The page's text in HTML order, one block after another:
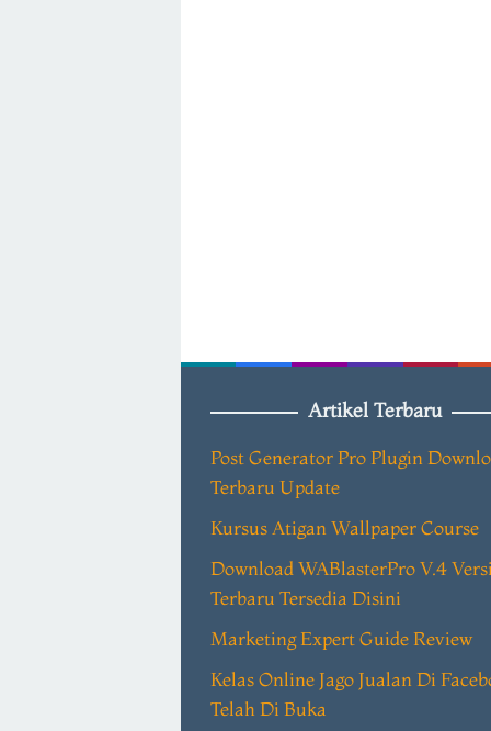
Artikel Terbaru
Post Generator Pro Plugin
Terbaru Update
Kursus Atigan Wallpaper Course
Download WABlasterPro V.4 Versi
Terbaru Tersedia Disini
Marketing Expert Guide Review
Kelas Online Jago Jualan Di
Telah Di Buka